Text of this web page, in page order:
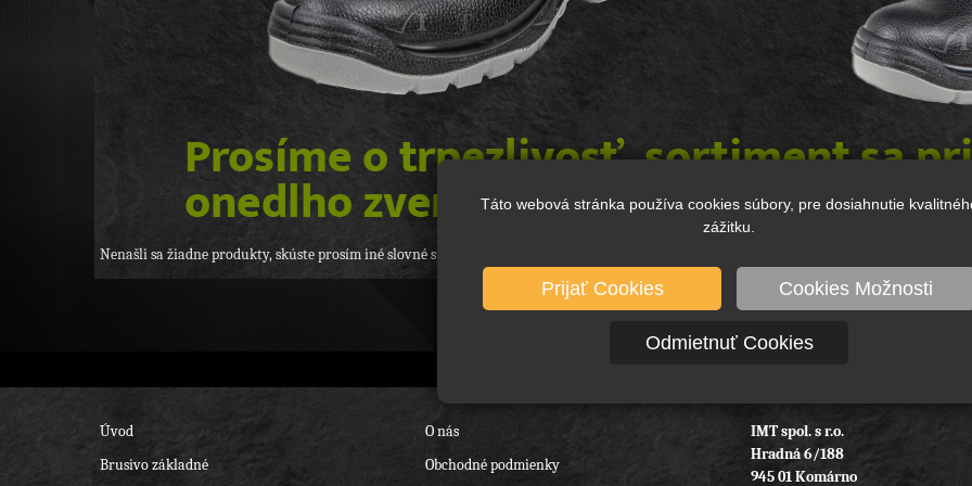
Táto webová stránka používa cookies súbory, pre dosiahnutie
zážitku.
Prijať Cookies Cookies Možnosti
Odmietnuť Cookies
Nenašli sa žiadne produkty, skúste prosím iné slovné spojenie, výraz, skratku výrazu, ...
Úvod
Brusivo základné
O nás
Obchodné podmienky
IMT spol. s r.o.
Hradná 6/188
945 01 Komárno